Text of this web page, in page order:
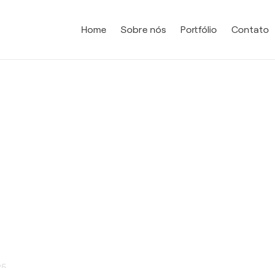
Home Sobre nós Portfólio Contato